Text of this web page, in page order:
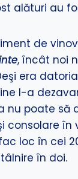
alături au
de
, încât noi
era
l-a
nu poate să
consolare
loc în cei
în doi.